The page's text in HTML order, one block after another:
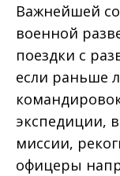
Важнейшей
военной
поездки с
если раньше
экспедиции,
миссии,
офицеры